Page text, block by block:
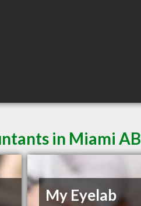
in Miami AB
My Eyelab